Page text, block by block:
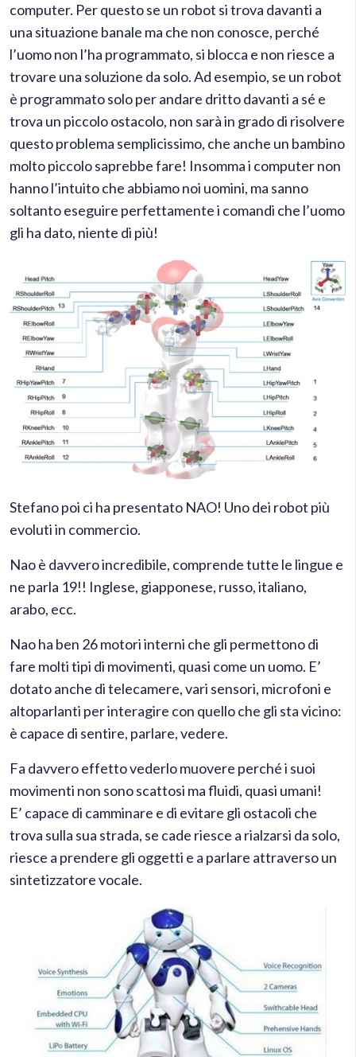
computer. Per questo se un robot si trova davanti a
una situazione banale ma che non conosce, perché
l’uomo non l’ha programmato, si blocca e non riesce a
trovare una soluzione da solo. Ad esempio, se un robot
è programmato solo per andare dritto davanti a sé e
trova un piccolo ostacolo, non sarà in grado di risolvere
questo problema semplicissimo, che anche un bambino
molto piccolo saprebbe fare! Insomma i computer non
hanno l’intuito che abbiamo noi uomini, ma sanno
soltanto eseguire perfettamente i comandi che l’uomo
gli ha dato, niente di più!
Stefano poi ci ha presentato NAO! Uno dei robot più
evoluti in commercio.
Nao è davvero incredibile, comprende tutte le lingue e
ne parla 19!! Inglese, giapponese, russo, italiano,
arabo, ecc.
Nao ha ben 26 motori interni che gli permettono di
fare molti tipi di movimenti, quasi come un uomo. E’
dotato anche di telecamere, vari sensori, microfoni e
altoparlanti per interagire con quello che gli sta vicino:
è capace di sentire, parlare, vedere.
Fa davvero effetto vederlo muovere perché i suoi
movimenti non sono scattosi ma fluidi, quasi umani!
E’ capace di camminare e di evitare gli ostacoli che
trova sulla sua strada, se cade riesce a rialzarsi da solo,
riesce a prendere gli oggetti e a parlare attraverso un
sintetizzatore vocale.